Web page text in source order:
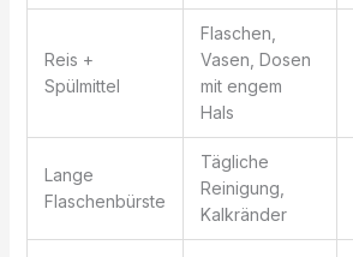
Reis +
Spülmittel
Flaschen,
Vasen, Dosen
mit engem
Hals
Lange
Flaschenbürste
Tägliche
Reinigung,
Kalkränder